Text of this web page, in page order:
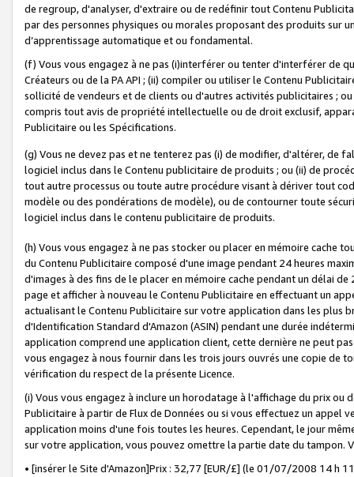
de regroup, d'analyser, d'extraire ou de redéfinir tout Contenu
par des personnes physiques ou morales proposant des produits sur
d’apprentissage automatique et ou fondamental.
(f) Vous vous engagez à ne pas (i)interférer ou tenter d'interférer de
Créateurs ou de la PA API ; (ii) compiler ou utiliser le Contenu
sollicité de vendeurs et de clients ou d'autres activités publicitaires ;
compris tout avis de propriété intellectuelle ou de droit exclusif,
Publicitaire ou les Spécifications.
(g) Vous ne devez pas et ne tenterez pas (i) de modifier, d'altérer, de
logiciel inclus dans le Contenu publicitaire de produits ; ou (ii) de
tout autre processus ou toute autre procédure visant à dériver tout
modèle ou des pondérations de modèle), ou de contourner toute
logiciel inclus dans le contenu publicitaire de produits.
(h) Vous vous engagez à ne pas stocker ou placer en mémoire cache
du Contenu Publicitaire composé d'une image pendant 24 heures
d'images à des fins de le placer en mémoire cache pendant un délai
page et afficher à nouveau le Contenu Publicitaire en effectuant un
actualisant le Contenu Publicitaire sur votre application dans les plus
d'Identification Standard d'Amazon (ASIN) pendant une durée
application comprend une application client, cette dernière ne peut
vous engagez à nous fournir dans les trois jours ouvrés une copie de
vérification du respect de la présente Licence.
(i) Vous vous engagez à inclure un horodatage à l'affichage du prix
Publicitaire à partir de Flux de Données ou si vous effectuez un appel
application moins d'une fois toutes les heures. Cependant, le jour
sur votre application, vous pouvez omettre la partie date du tampon.
• [insérer le Site d'Amazon]Prix : 32,77 [EUR/£] (le 01/07/2008 14 h